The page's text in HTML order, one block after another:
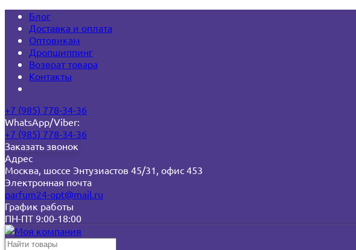
Блог
Доставка и оплата
Оптовикам
Дропшиппинг
Возврат товара
Контакты
+7 (985) 778-34-36
WhatsApp/Viber:
+7 (985) 778-34-36
Заказать звонок
Адрес
Москва, шоссе Энтузиастов 45/31, офис 453
Электронная почта
parfum24-opt@mail.ru
График работы
ПН-ПТ 9:00-18:00